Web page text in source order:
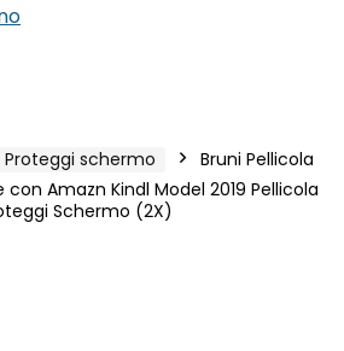
Proteggi schermo
Bruni Pellicola
Amazn Kindl Model 2019 Pellicola
Schermo (2X)